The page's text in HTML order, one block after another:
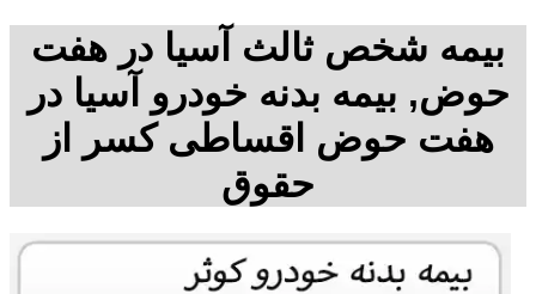
بیمه شخص ثالث آسیا در هفت
حوض, بیمه بدنه خودرو آسیا در
هفت حوض اقساطی کسر از
حقوق